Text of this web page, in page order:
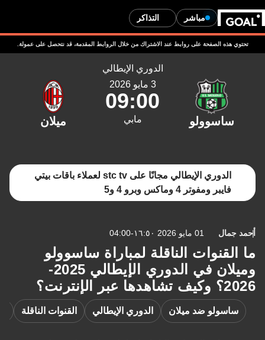
مباشر التذاكر
الصفحة على روابط عند الاشتراك من خلال الروابط المقدمة، قد نتحصل على عمولة.
الدوري الإيطالي
09:00
الدوري الإيطالي مجانًا على stc tv لعملاء باقات بيتي
ومفوتر 4 وماكس وبرو 4 و5
01 مايو 2026 ١٦:٥٠-04:00
الناقلة لمباراة ساسوولو
وميلان في الدوري الإيطالي 2025-
ضد ميلان الدوري الإيطالي القنوات الناقلة ساسولو